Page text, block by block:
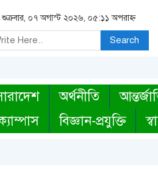
শুক্রবার, ০৭ অগাস্ট ২০২৬, ০৫:১১ অপরাহ্ন
Search
অর্থনীতি
বিজ্ঞান-প্রযুক্তি